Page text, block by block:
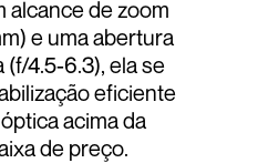
alcance de zoom
e uma abertura
(f/4.5-6.3), ela se
eficiente
acima da
de preço.